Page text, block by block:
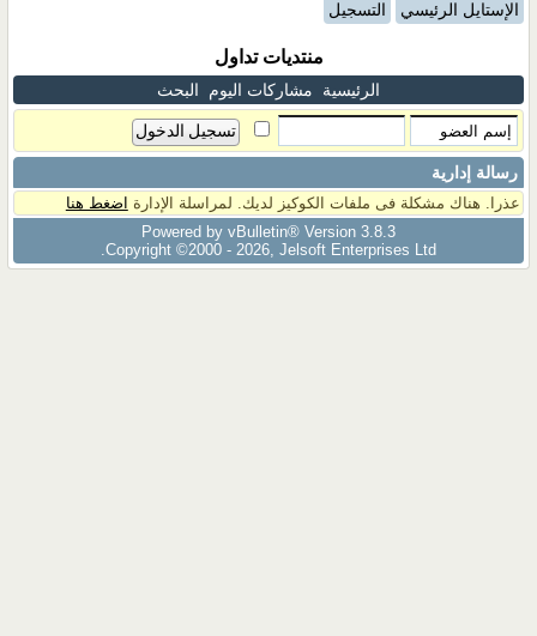
الإستايل الرئيسي التسجيل
منتديات تداول
الرئيسية مشاركات اليوم البحث
رسالة إدارية
عذرا. هناك مشكلة فى ملفات الكوكيز لديك. لمراسلة الإدارة اضغط هنا
Powered by vBulletin® Version 3.8.3
Copyright ©2000 - 2026, Jelsoft Enterprises Ltd.